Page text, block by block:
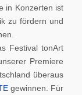
in Konzerten ist
zu fördern und
Festival tonArt
Premiere
überaus
gewinnen. Für